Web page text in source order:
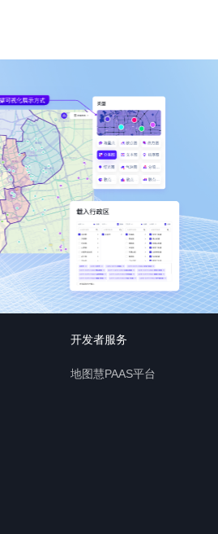
开发者服务
地图慧PAAS平台